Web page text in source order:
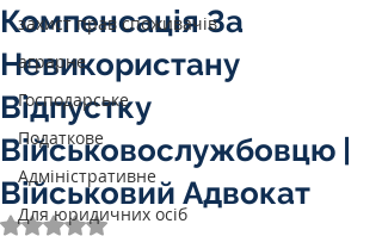
захист прав споживачів
аграрне
Господарське
Податкове
Адміністративне
Для юридичних осіб
Компенсація За
Невикористану
Відпустку
Військовослужбовцю |
Військовий Адвокат
Оцінка: NaN з 5 зірок.